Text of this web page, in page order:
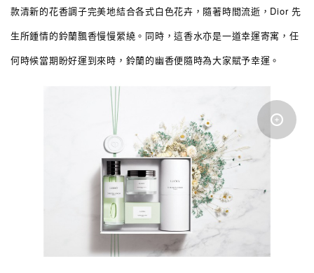
款清新的花香調子完美地結合各式白色花卉，隨著時間流逝，Dior 先
生所鍾情的鈴蘭飄香慢慢縈繞。同時，這香水亦是一道幸運寄寓，任
何時候當期盼好運到來時，鈴蘭的幽香便隨時為大家賦予幸運。